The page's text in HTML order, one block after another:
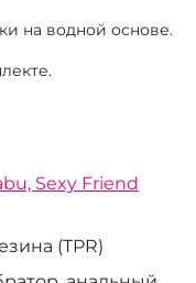
на водной основе.
Sexy Friend
(TPR)